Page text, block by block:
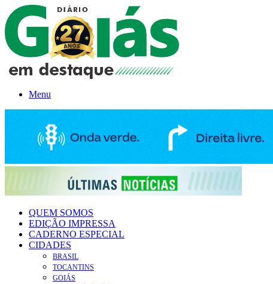
Menu
QUEM SOMOS
EDIÇÃO IMPRESSA
CADERNO ESPECIAL
CIDADES
BRASIL
TOCANTINS
GOIÁS